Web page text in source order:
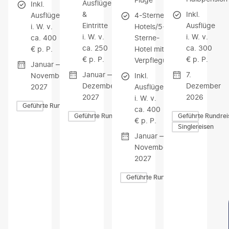
Inkl.
Ausflüge
i. W. v.
ca. 400
€ p. P.
Januar —
November
2027
Geführte Rundreisen
Ausflüge
&
Eintritte
i. W. v.
ca. 250
€ p. P.
Januar —
Dezember
2027
Geführte Rundreisen
4-Sterne-
Hotels/5-
Sterne-
Hotel mit
Verpflegung
Inkl.
Ausflüge
i. W. v.
ca. 400
€ p. P.
Januar —
November
2027
Geführte Rundreisen
Inkl.
Ausflüge
i. W. v.
ca. 300
€ p. P.
7.
Dezember
2026
Geführte
Singlereisen